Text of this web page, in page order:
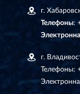
г.
Телефоны:
г.
Телефоны: